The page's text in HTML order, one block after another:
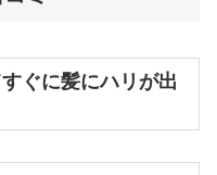
ぐに髪にハリが出